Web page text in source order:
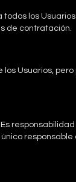
los
de contratación.
Usuarios,